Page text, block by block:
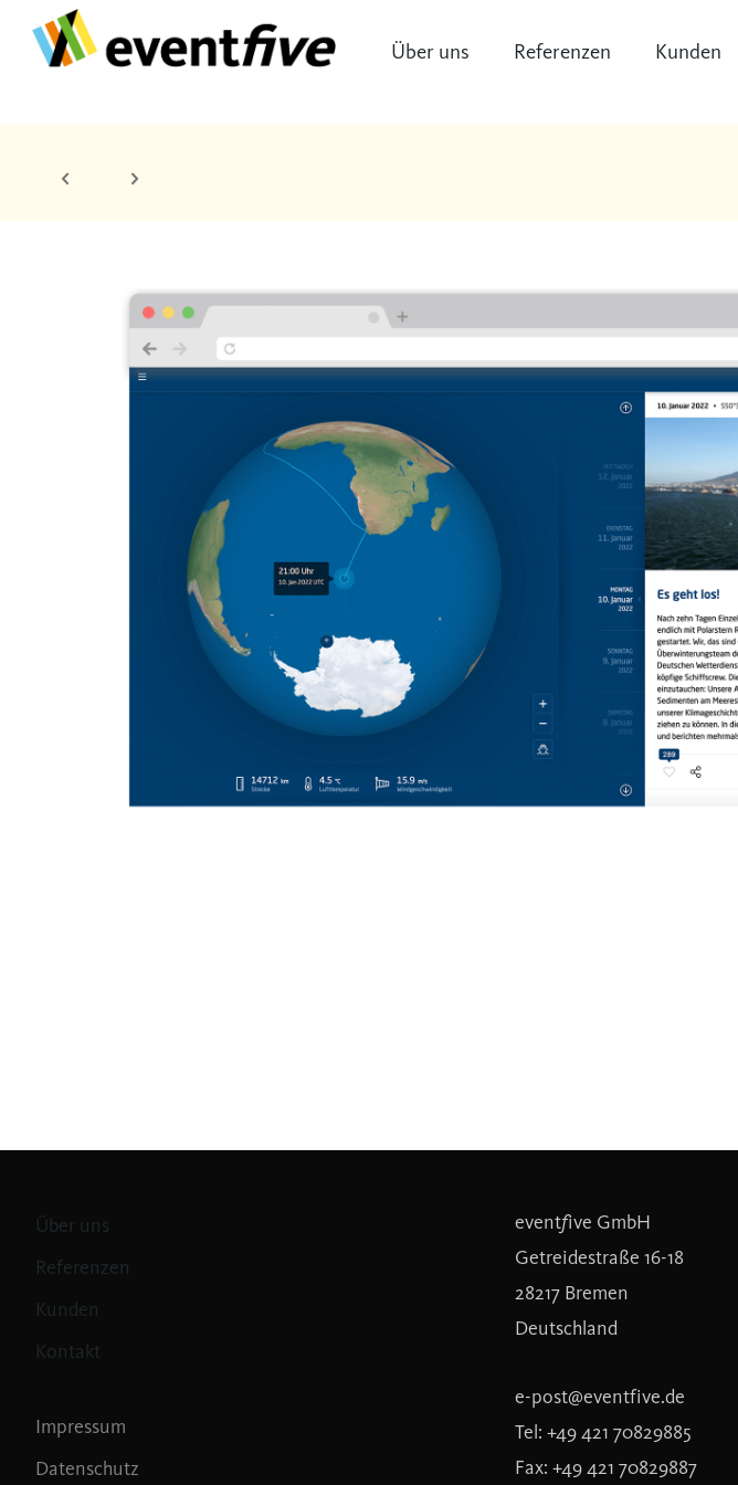
Über uns Referenzen Kunden
Über uns
Referenzen
Kunden
Kontakt
Impressum
Datenschutz
eventfive GmbH
Getreidestraße 16-18
28217 Bremen
Deutschland
e-post@eventfive.de
Tel: +49 421 70829885
Fax: +49 421 70829887